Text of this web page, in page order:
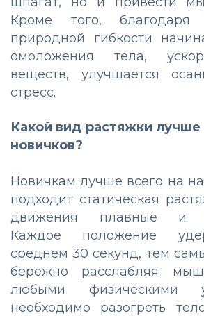
Кроме того, благодаря
природной гибкости
омоложения тела,
веществ, улучшается
стресс.
Какой вид растяжки
новичков?
Новичкам лучше всего на
подходит статическая
движения плавные и
Каждое положение
среднем 30 секунд, тем
бережно расслабляя
любыми физическими
необходимо разогреть